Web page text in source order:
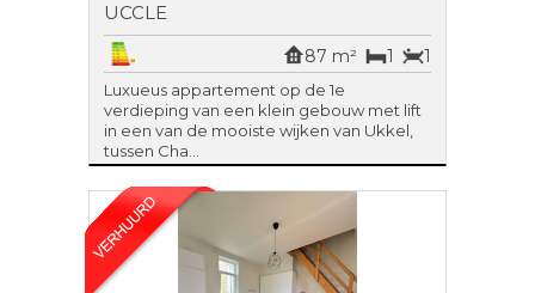
UCCLE
1
1
87 m²
Luxueus appartement op de 1e
verdieping van een klein gebouw met lift
in een van de mooiste wijken van Ukkel,
tussen Cha...